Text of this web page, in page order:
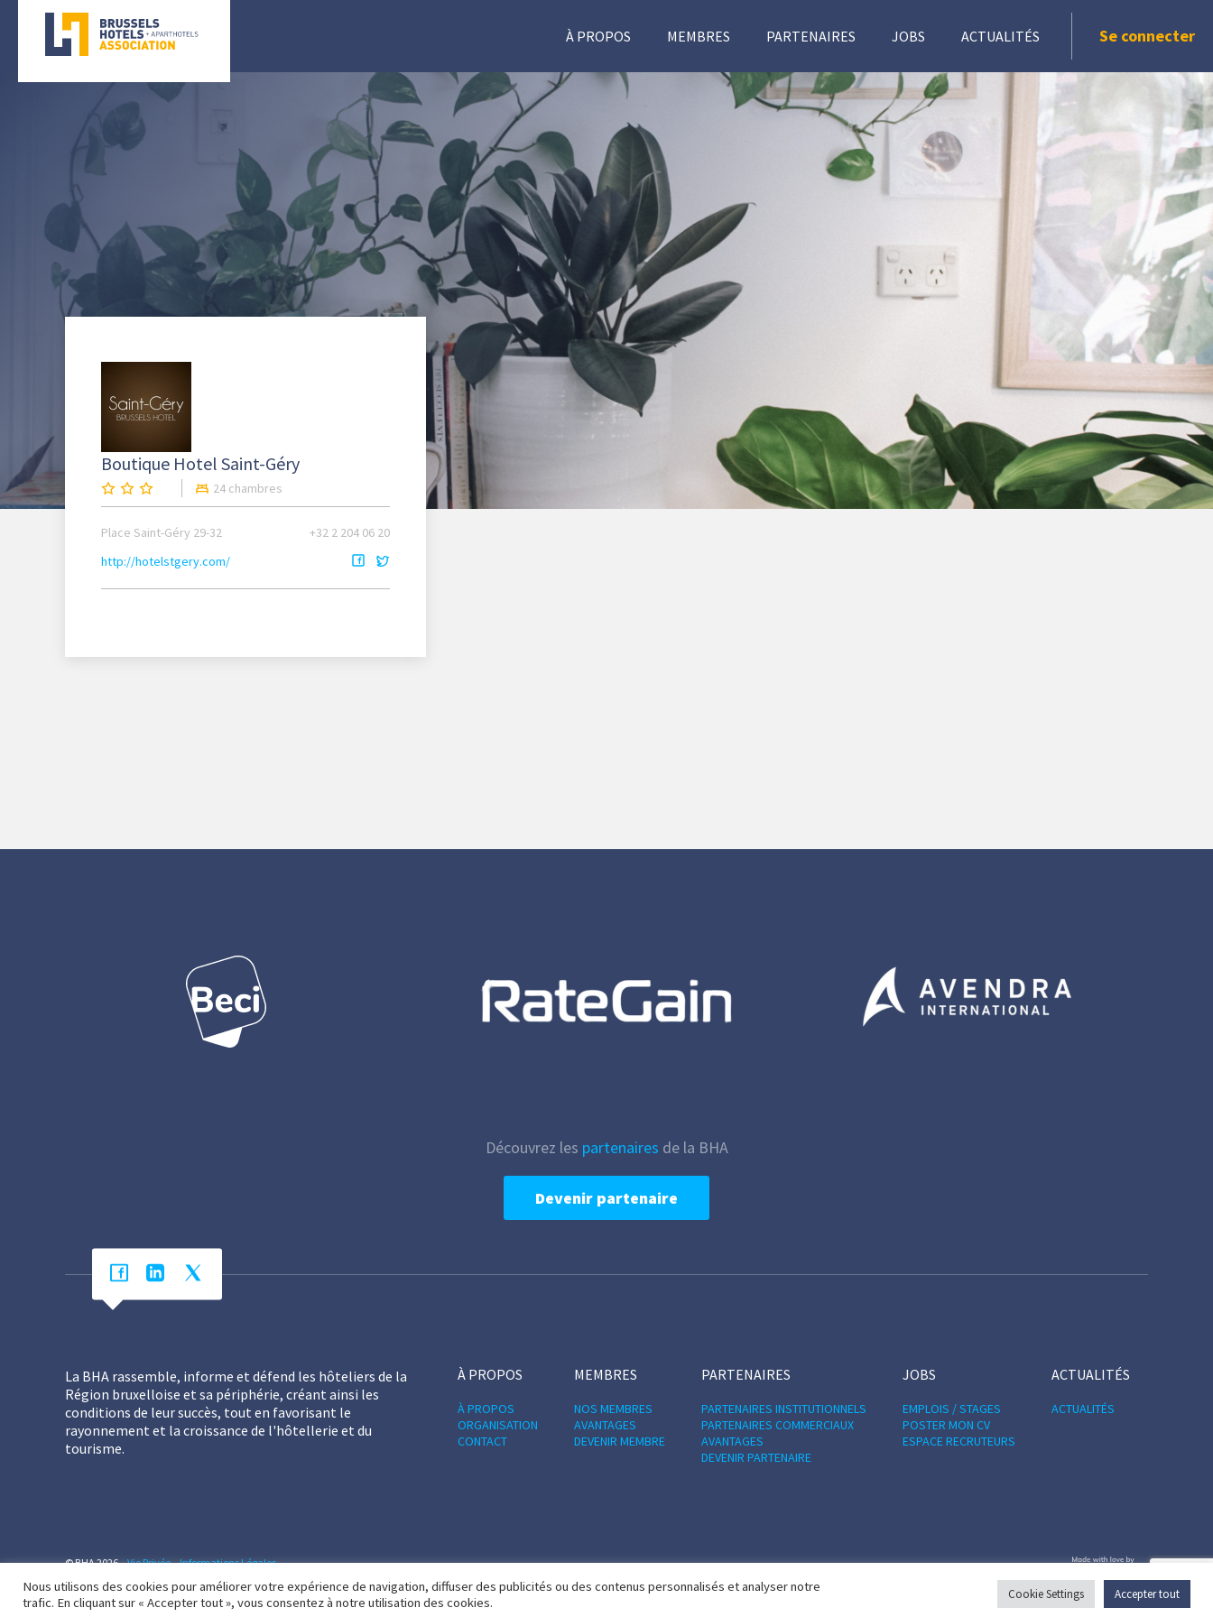
À PROPOS MEMBRES PARTENAIRES JOBS ACTUALITÉS Se connecter
Boutique Hotel Saint-Géry
24 chambres
Place Saint-Géry 29-32
+32 2 204 06 20
http://hotelstgery.com/
Découvrez les partenaires de la BHA
Devenir partenaire
La BHA rassemble, informe et défend les hôteliers de la
Région bruxelloise et sa périphérie, créant ainsi les
conditions de leur succès, tout en favorisant le
rayonnement et la croissance de l'hôtellerie et du
tourisme.
À PROPOS
À PROPOS
ORGANISATION
CONTACT
MEMBRES
NOS MEMBRES
AVANTAGES
DEVENIR MEMBRE
PARTENAIRES
PARTENAIRES INSTITUTIONNELS
PARTENAIRES COMMERCIAUX
AVANTAGES
DEVENIR PARTENAIRE
JOBS
EMPLOIS / STAGES
POSTER MON CV
ESPACE RECRUTEURS
ACTUALITÉS
ACTUALITÉS
© BHA 2026 –Vie Privée – Informations Légales
Nous utilisons des cookies pour améliorer votre expérience de navigation, diffuser des publicités ou des contenus personnalisés et analyser notre
trafic. En cliquant sur « Accepter tout », vous consentez à notre utilisation des cookies.
Cookie Settings Accepter tout